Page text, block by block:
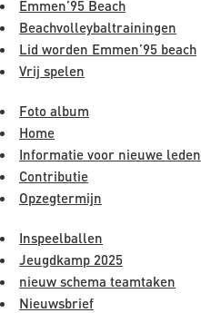
Emmen’95 Beach
Beachvolleybaltrainingen
Lid worden Emmen’95 beach
Vrij spelen
Foto album
Home
Informatie voor nieuwe leden
Contributie
Opzegtermijn
Inspeelballen
Jeugdkamp 2025
nieuw schema teamtaken
Nieuwsbrief